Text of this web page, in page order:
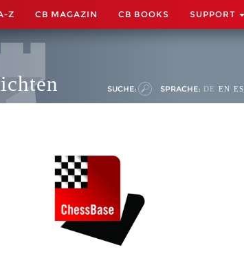
Z CB MAGAZIN CB BOOKS SUPPORT
SUCHE: SPRACHE: DE EN ES